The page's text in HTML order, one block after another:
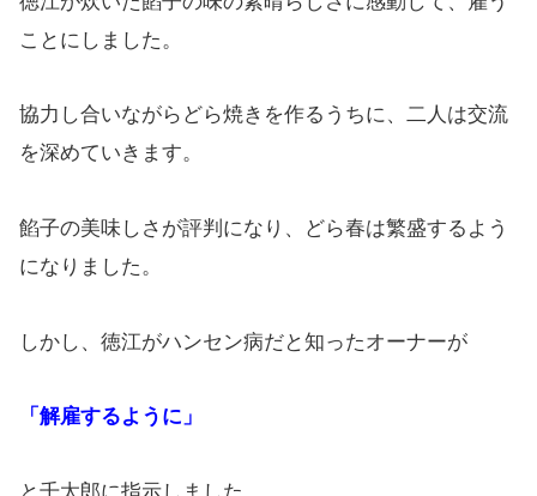
ことにしました。
協力し合いながらどら焼きを作るうちに、二人は交流
を深めていきます。
餡子の美味しさが評判になり、どら春は繁盛するよう
になりました。
しかし、徳江がハンセン病だと知ったオーナーが
「解雇するように」